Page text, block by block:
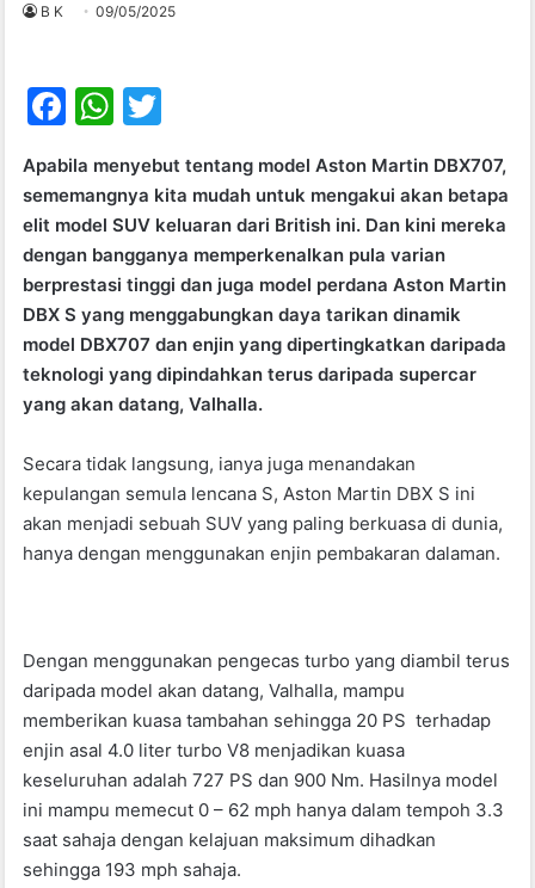
B K 09/05/2025
F
c
e
b
o
o
k
W
at
s
A
p
p
itt
er
Apabila menyebut tentang model Aston Martin DBX707,
sememangnya kita mudah untuk mengakui akan betapa
elit model SUV keluaran dari British ini. Dan kini mereka
dengan bangganya memperkenalkan pula varian
berprestasi tinggi dan juga model perdana Aston Martin
DBX S yang menggabungkan daya tarikan dinamik
model DBX707 dan enjin yang dipertingkatkan daripada
teknologi yang dipindahkan terus daripada supercar
yang akan datang, Valhalla.
Secara tidak langsung, ianya juga menandakan
kepulangan semula lencana S, Aston Martin DBX S ini
akan menjadi sebuah SUV yang paling berkuasa di dunia,
hanya dengan menggunakan enjin pembakaran dalaman.
Dengan menggunakan pengecas turbo yang diambil terus
daripada model akan datang, Valhalla, mampu
memberikan kuasa tambahan sehingga 20 PS terhadap
enjin asal 4.0 liter turbo V8 menjadikan kuasa
keseluruhan adalah 727 PS dan 900 Nm. Hasilnya model
ini mampu memecut 0 – 62 mph hanya dalam tempoh 3.3
saat sahaja dengan kelajuan maksimum dihadkan
sehingga 193 mph sahaja.